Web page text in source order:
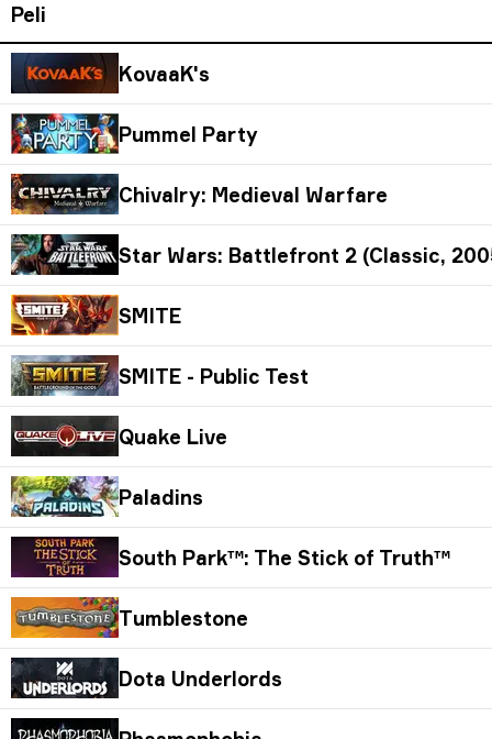
Peli
KovaaK's
Pummel Party
Chivalry: Medieval Warfare
Star Wars: Battlefront 2 (Classic,
SMITE
SMITE - Public Test
Quake Live
Paladins
South Park™: The Stick of Truth™
Tumblestone
Dota Underlords